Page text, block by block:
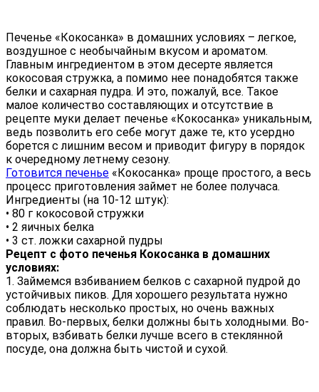
Печенье «Кокосанка» в домашних условиях – легкое,
воздушное с необычайным вкусом и ароматом.
Главным ингредиентом в этом десерте является
кокосовая стружка, а помимо нее понадобятся также
белки и сахарная пудра. И это, пожалуй, все. Такое
малое количество составляющих и отсутствие в
рецепте муки делает печенье «Кокосанка» уникальным,
ведь позволить его себе могут даже те, кто усердно
борется с лишним весом и приводит фигуру в порядок
к очередному летнему сезону.
Готовится печенье «Кокосанка» проще простого, а весь
процесс приготовления займет не более получаса.
Ингредиенты (на 10-12 штук):
• 80 г кокосовой стружки
• 2 яичных белка
• 3 ст. ложки сахарной пудры
Рецепт с фото печенья Кокосанка в домашних
условиях:
1. Займемся взбиванием белков с сахарной пудрой до
устойчивых пиков. Для хорошего результата нужно
соблюдать несколько простых, но очень важных
правил. Во-первых, белки должны быть холодными. Во-
вторых, взбивать белки лучше всего в стеклянной
посуде, она должна быть чистой и сухой.